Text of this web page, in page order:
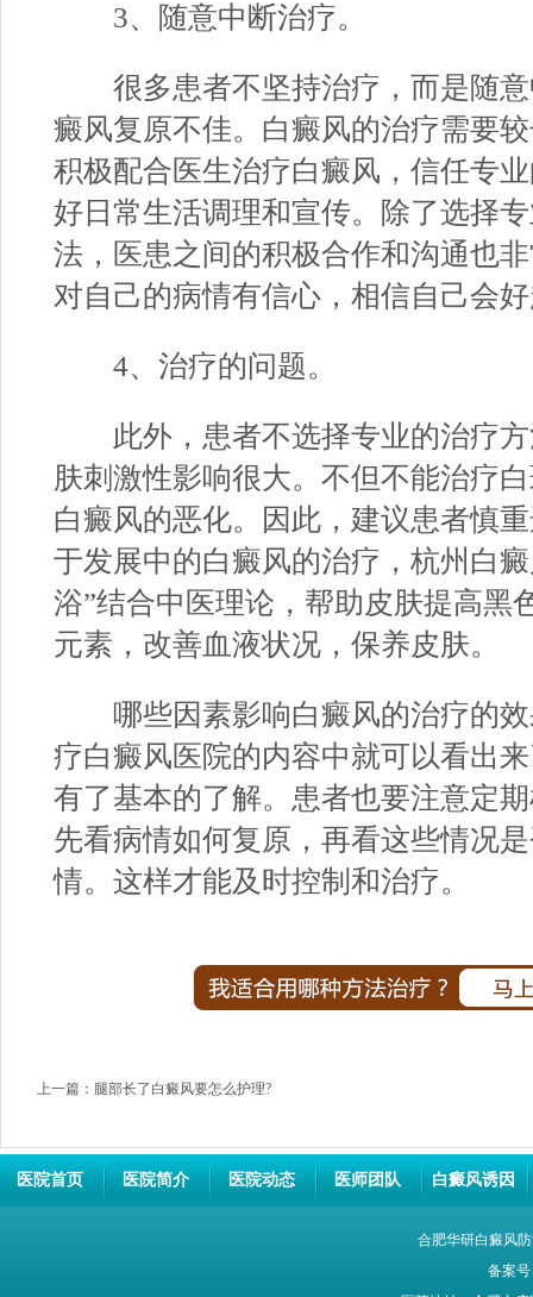
3、随意中断治疗。
很多患者不坚持治疗，而是随意
癜风复原不佳。白癜风的治疗需要
积极配合医生治疗白癜风，信任专
好日常生活调理和宣传。除了选择
法，医患之间的积极合作和沟通也
对自己的病情有信心，相信自己会
4、治疗的问题。
此外，患者不选择专业的治疗方
肤刺激性影响很大。不但不能治疗
白癜风的恶化。因此，建议患者慎
于发展中的白癜风的治疗，杭州白
浴”结合中医理论，帮助皮肤提高黑
元素，改善血液状况，保养皮肤。
哪些因素影响白癜风的治疗的效
疗白癜风医院的内容中就可以看出
有了基本的了解。患者也要注意定
先看病情如何复原，再看这些情况
情。这样才能及时控制和治疗。
上一篇： 腿部长了白癜风要怎么护理?
医院首页 医院简介 医院动态 医师团队 白癜风诱因
合肥华研白癜风
备案号